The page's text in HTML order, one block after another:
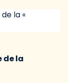
de la